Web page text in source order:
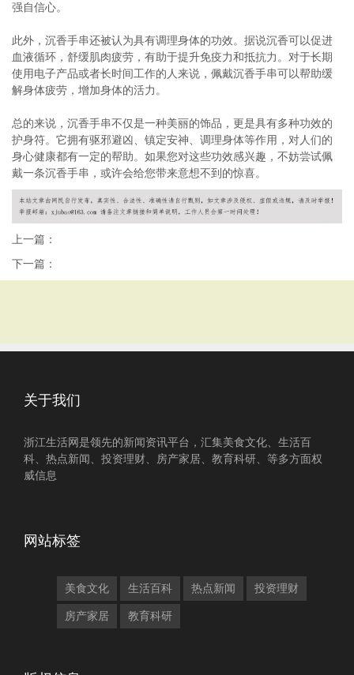
强自信心。
此外，沉香手串还被认为具有调理身体的功效。据说沉香可以促进
血液循环，舒缓肌肉疲劳，有助于提升免疫力和抵抗力。对于长期
使用电子产品或者长时间工作的人来说，佩戴沉香手串可以帮助缓
解身体疲劳，增加身体的活力。
总的来说，沉香手串不仅是一种美丽的饰品，更是具有多种功效的
护身符。它拥有驱邪避凶、镇定安神、调理身体等作用，对人们的
身心健康都有一定的帮助。如果您对这些功效感兴趣，不妨尝试佩
戴一条沉香手串，或许会给您带来意想不到的惊喜。
上一篇：
下一篇：
关于我们
浙江生活网是领先的新闻资讯平台，汇集美食文化、生活百
科、热点新闻、投资理财、房产家居、教育科研、等多方面权
威信息
网站标签
美食文化 生活百科 热点新闻 投资理财
房产家居 教育科研